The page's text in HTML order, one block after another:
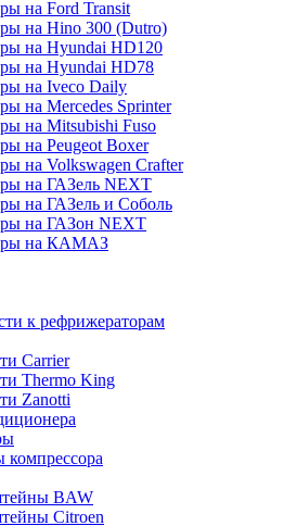
на Ford Transit
на Hino 300 (Dutro)
на Hyundai HD120
на Hyundai HD78
на Iveco Daily
на Mercedes Sprinter
на Mitsubishi Fuso
на Peugeot Boxer
на Volkswagen Crafter
на ГАЗель NEXT
на ГАЗель и Соболь
на ГАЗон NEXT
на КАМАЗ
к рефрижераторам
Carrier
Thermo King
Zanotti
BAW
Citroen